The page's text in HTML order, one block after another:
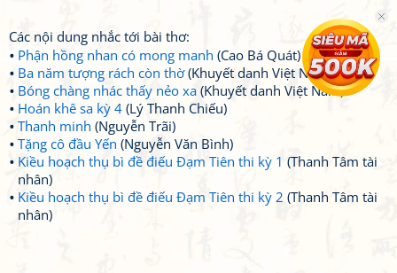
Các nội dung nhắc tới bài thơ:
Phận hồng nhan có mong manh (Cao Bá Quát)
Ba năm tượng rách còn thờ(Khuyết danh Việt Nam)
Bóng chàng nhác thấy nẻo xa (Khuyết danh Việt Nam)
Hoán khê sa kỳ 4 (Lý Thanh Chiếu)
Thanh minh (Nguyễn Trãi)
Tặng cô đầu Yến (Nguyễn Văn Bình)
Kiều hoạch thụ bì đề điếu Đạm Tiên thi kỳ 1 (Thanh Tâm tài
nhân)
Kiều hoạch thụ bì đề điếu Đạm Tiên thi kỳ 2 (Thanh Tâm tài
nhân)